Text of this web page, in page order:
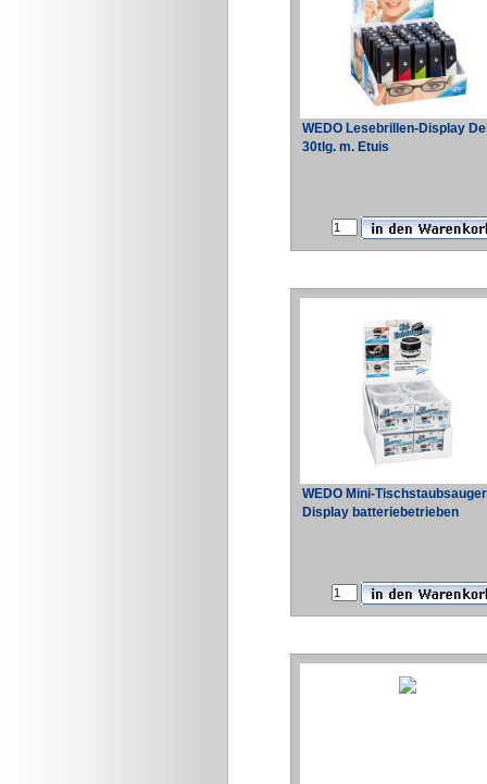
WEDO Lesebrillen-Display
30tlg. m. Etuis
WEDO Mini-
Display batteriebetrieben